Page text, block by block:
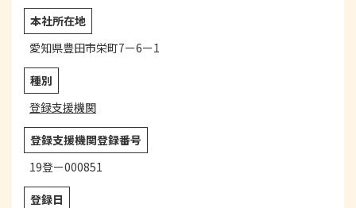
本社所在地
愛知県豊田市栄町7ー6ー1
種別
登録支援機関
登録支援機関登録番号
19登ー000851
登録日